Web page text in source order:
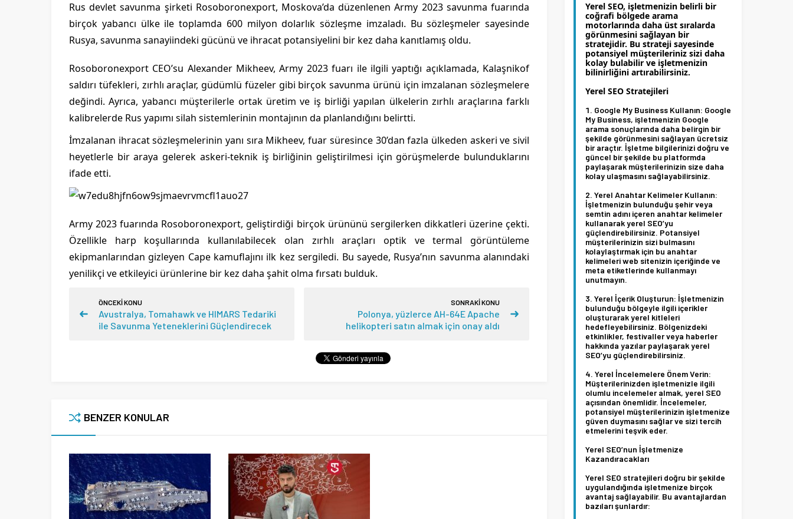
Rus devlet savunma şirketi Rosoboronexport, Moskova’da düzenlenen Army 2023 savunma fuarında
birçok yabancı ülke ile toplamda 600 milyon dolarlık sözleşme imzaladı. Bu sözleşmeler sayesinde
Rusya, savunma sanayiindeki gücünü ve ihracat potansiyelini bir kez daha kanıtlamış oldu.
Rosoboronexport CEO’su Alexander Mikheev, Army 2023 fuarı ile ilgili yaptığı açıklamada, Kalaşnikof
saldırı tüfekleri, zırhlı araçlar, güdümlü füzeler gibi birçok savunma ürünü için imzalanan sözleşmelere
değindi. Ayrıca, yabancı müşterilerle ortak üretim ve iş birliği yapılan ülkelerin zırhlı araçlarına farklı
kalibrelerde Rus yapımı silah sistemlerinin montajının da planlandığını belirtti.
İmzalanan ihracat sözleşmelerinin yanı sıra Mikheev, fuar süresince 30’dan fazla ülkeden askeri ve sivil
heyetlerle bir araya gelerek askeri-teknik iş birliğinin geliştirilmesi için görüşmelerde bulunduklarını
ifade etti.
Army 2023 fuarında Rosoboronexport, geliştirdiği birçok ürününü sergilerken dikkatleri üzerine çekti.
Özellikle harp koşullarında kullanılabilecek olan zırhlı araçları optik ve termal görüntüleme
ekipmanlarından gizleyen Cape kamuflajını ilk kez sergiledi. Bu sayede, Rusya’nın savunma alanındaki
yenilikçi ve etkileyici ürünlerine bir kez daha şahit olma fırsatı bulduk.
ÖNCEKİ KONU
Avustralya, Tomahawk ve HIMARS Tedariki
ile Savunma Yeteneklerini Güçlendirecek
SONRAKİ KONU
Polonya, yüzlerce AH-64E Apache
helikopteri satın almak için onay aldı
BENZER KONULAR
Yerel SEO, işletmenizin belirli bir
coğrafi bölgede arama
motorlarında daha üst sıralarda
görünmesini sağlayan bir
stratejidir. Bu strateji sayesinde
potansiyel müşterileriniz sizi daha
kolay bulabilir ve işletmenizin
bilinirliğini artırabilirsiniz.
Yerel SEO Stratejileri
Google My Business Kullanın: Google
My Business, işletmenizin Google
arama sonuçlarında daha belirgin bir
şekilde görünmesini sağlayan ücretsiz
bir araçtır. İşletme bilgilerinizi doğru ve
güncel bir şekilde bu platformda
paylaşarak müşterilerinizin size daha
kolay ulaşmasını sağlayabilirsiniz.
Yerel Anahtar Kelimeler Kullanın:
İşletmenizin bulunduğu şehir veya
semtin adını içeren anahtar kelimeler
kullanarak yerel SEO’yu
güçlendirebilirsiniz. Potansiyel
müşterilerinizin sizi bulmasını
kolaylaştırmak için bu anahtar
kelimeleri web sitenizin içeriğinde ve
meta etiketlerinde kullanmayı
unutmayın.
Yerel İçerik Oluşturun: İşletmenizin
bulunduğu bölgeyle ilgili içerikler
oluşturarak yerel kitleleri
hedefleyebilirsiniz. Bölgenizdeki
etkinlikler, festivaller veya haberler
hakkında yazılar paylaşarak yerel
SEO’yu güçlendirebilirsiniz.
Yerel İncelemelere Önem Verin:
Müşterilerinizden işletmenizle ilgili
olumlu incelemeler almak, yerel SEO
açısından önemlidir. İncelemeler,
potansiyel müşterilerinizin işletmenize
güven duymasını sağlar ve sizi tercih
etmelerini teşvik eder.
Yerel SEO’nun İşletmenize
Kazandıracakları
Yerel SEO stratejileri doğru bir şekilde
uygulandığında işletmenize birçok
avantaj sağlayabilir. Bu avantajlardan
bazıları şunlardır: